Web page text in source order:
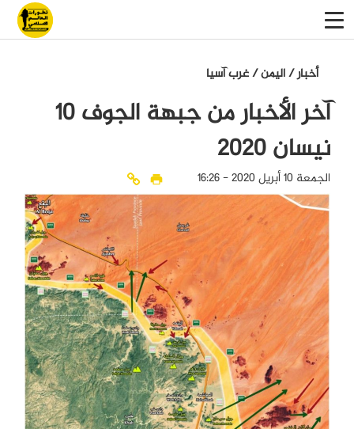
أخبار/اليمن/غرب آسيا
آخر الأخبار من جبهة الجوف 10
نيسان 2020
الجمعة 10 أبريل 2020 - 16:26